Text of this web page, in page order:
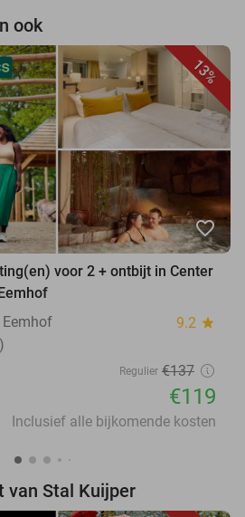
ook
13%
favorite_border
voor 2 + ontbijt in Center
Eemhof
9.2 star
Regulier €137
€119
Inclusief alle bijkomende kosten
van Stal Kuijper